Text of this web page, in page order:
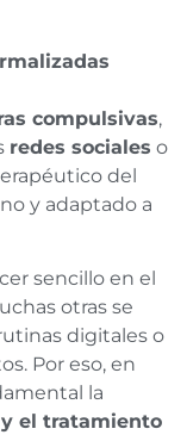
compulsivas,
redes sociales o
del
y adaptado a
sencillo en el
otras se
digitales o
Por eso, en
la
el tratamiento